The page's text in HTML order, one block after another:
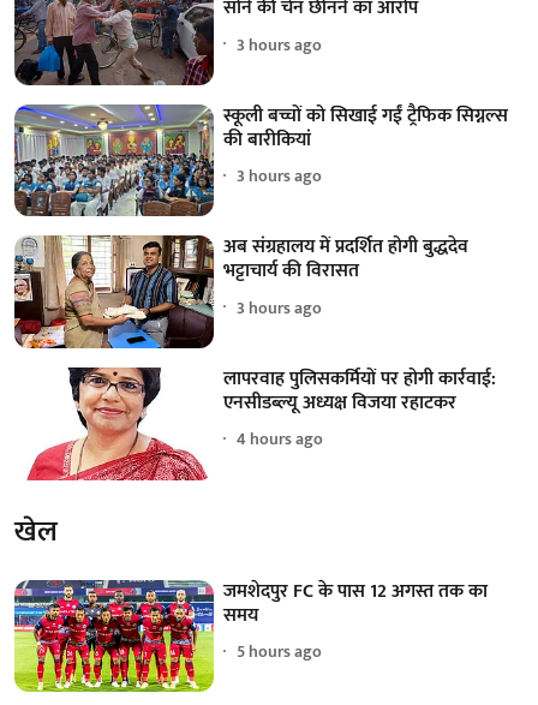
सोने की चेन छीनने का आरोप
3 hours ago
स्कूली बच्चों को सिखाई गईं ट्रैफिक सिग्नल्स
की बारीकियां
3 hours ago
अब संग्रहालय में प्रदर्शित होगी बुद्धदेव
भट्टाचार्य की विरासत
3 hours ago
लापरवाह पुलिसकर्मियों पर होगी कार्रवाई:
एनसीडब्ल्यू अध्यक्ष विजया रहाटकर
4 hours ago
खेल
जमशेदपुर FC के पास 12 अगस्त तक का
समय
5 hours ago